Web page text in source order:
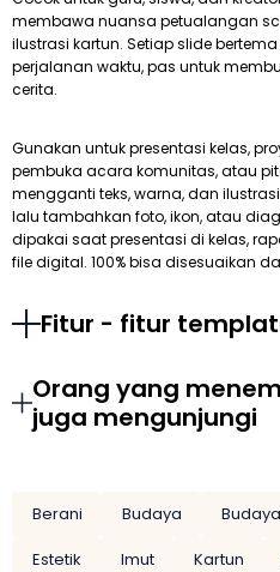
membawa nuansa petualangan
ilustrasi kartun. Setiap slide
perjalanan waktu, pas untuk
cerita.
Gunakan untuk presentasi kelas,
pembuka acara komunitas, atau
mengganti teks, warna, dan
lalu tambahkan foto, ikon, atau
dipakai saat presentasi di kelas,
file digital. 100% bisa disesuaikan
Fitur - fitur
Orang yang
juga mengunjungi
Berani Budaya
Estetik
Imut Kartun